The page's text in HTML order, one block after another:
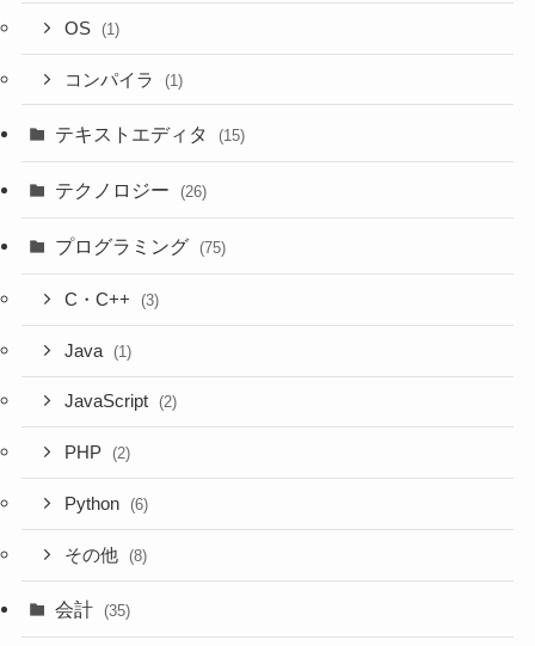
OS (1)
コンパイラ (1)
テキストエディタ (15)
テクノロジー (26)
プログラミング (75)
C・C++ (3)
Java (1)
JavaScript (2)
PHP (2)
Python (6)
その他 (8)
会計 (35)